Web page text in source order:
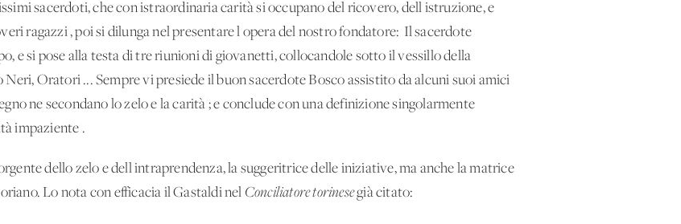
sacerdoti, che con istraordinaria carità si occupano del ricovero, dell'istruzione, e
ragazzi', poi si dilunga nel presentare l'opera del nostro fondatore: 'Il sacerdote
e si pose alla testa di tre riunioni di giovanetti, collocandole sotto il vessillo della
Oratori ... Sempre vi presiede il buon sacerdote Bosco assistito da alcuni suoi amici
ne secondano lo zelo e la carità'; e conclude con una definizione singolarmente
impaziente'.
dello zelo e dell'intraprendenza, la suggeritrice delle iniziative, ma anche la matrice
Lo nota con efficacia il Gastaldi nel Conciliatore torinesegià citato: